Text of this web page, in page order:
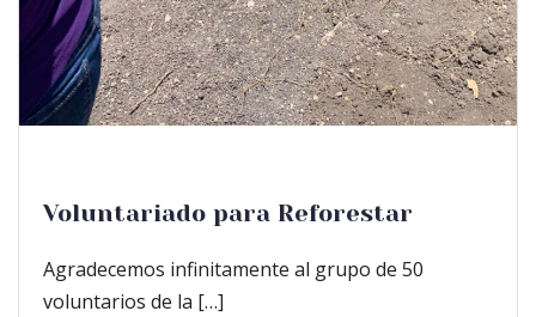
Voluntariado para Reforestar
Agradecemos infinitamente al grupo de 50
voluntarios de la […]